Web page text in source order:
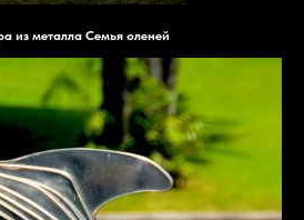
из металла Семья оленей